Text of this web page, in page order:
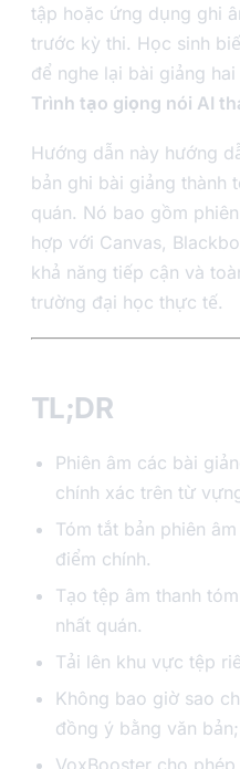
tập hoặc ứng dụng ghi
trước kỳ thi. Học sinh
để nghe lại bài giảng
Trình tạo giọng nói AI
Hướng dẫn này hướng
bản ghi bài giảng thành
quán. Nó bao gồm
hợp với Canvas,
khả năng tiếp cận và
trường đại học thực tế.
TL;DR
Phiên âm các bài
chính xác trên từ
Tóm tắt bản phiên
điểm chính.
Tạo tệp âm thanh
nhất quán.
Tải lên khu vực tệp
Không bao giờ sao
đồng ý bằng văn
VoxBooster cho